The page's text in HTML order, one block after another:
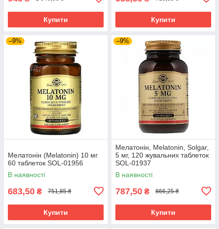
Купити Купити
–9%
Мелатонін (Melatonin) 10 мг
60 таблеток SOL-01956
В наявності
683,50 ₴ 751,85 ₴
Купити
–9%
Мелатонін, Melatonin, Solgar,
5 мг, 120 жувальних таблеток
SOL-01937
В наявності
787,50 ₴ 866,25 ₴
Купити